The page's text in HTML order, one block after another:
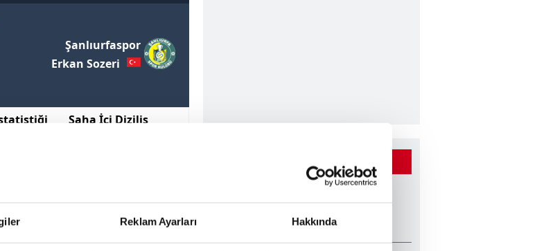
Reklam Ayarları Hakkında
Şanlıurfaspor
Erkan Sozeri
Saha İçi Diziliş